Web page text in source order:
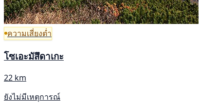
ความเสี่ยงต่ำ
โซเอะมัสึดาเกะ
22 km
ยังไม่มีเหตุการณ์